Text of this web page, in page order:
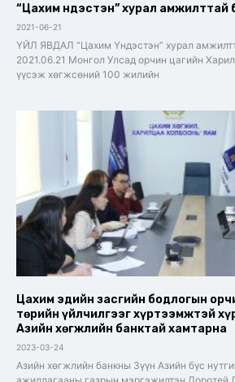
“Цахим Үндэстэн” хурал амжилттай
2021-06-21
ҮЙЛ ЯВДАЛ “Цахим Үндэстэн” хурал
2021.06.21 Монгол Улсад орчин цагийн
үүсэж хөгжсөний 100 жилийн
Цахим эдийн засгийн бодлогын
төрийн үйлчилгээг хүртээмжтэй
Азийн хөгжлийн банктай хамтарна
2023-03-24
Азийн хөгжлийн банкны Зүүн Азийн бүс